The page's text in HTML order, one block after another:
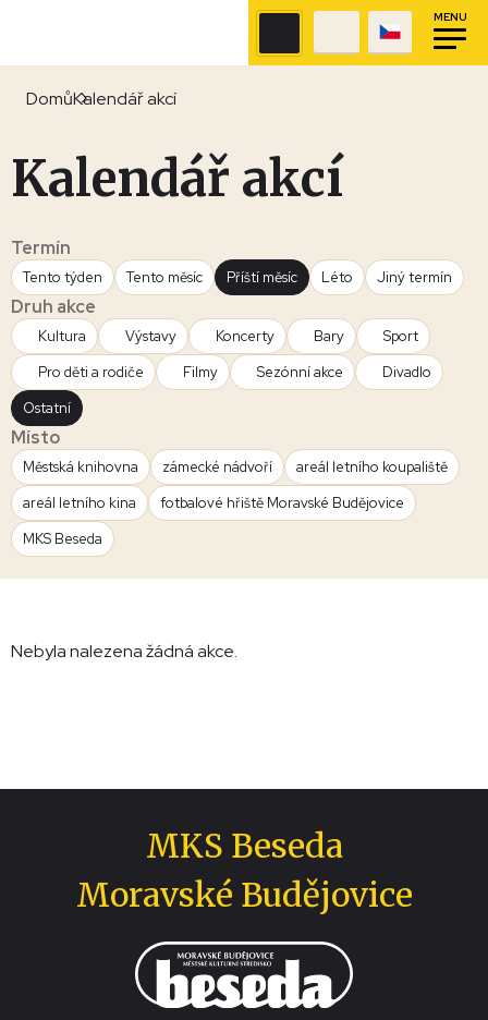
MENU
DomůKalendář akcí
Kalendář akcí
Termín
Tento týden Tento měsíc Příští měsíc Léto Jiný termín
Druh akce
Kultura Výstavy Koncerty Bary
Sport
Pro děti a rodiče
Filmy Sezónní akce
Divadlo
Ostatní
Místo
Městská knihovna zámecké nádvoří
areál letního koupaliště
areál letního kina
fotbalové hřiště Moravské Budějovice
MKS Beseda
Nebyla nalezena žádná akce.
MKS Beseda
Moravské Budějovice